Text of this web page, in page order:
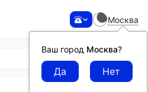
Москва
Ваш город Москва?